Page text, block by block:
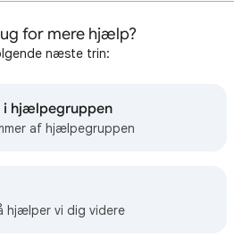
for mere hjælp?
næste trin:
i hjælpegruppen
af hjælpegruppen
hjælper vi dig videre